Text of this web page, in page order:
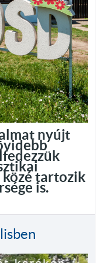
nyújt
közé tartozik
is.